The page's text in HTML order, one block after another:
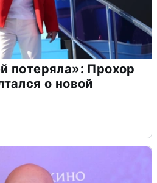
потеряла»: Прохор
о новой